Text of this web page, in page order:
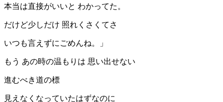
本当は直接がいいと わかってた。
だけど少しだけ 照れくさくてさ
いつも言えずにごめんね。」
もう あの時の温もりは 思い出せない
進むべき道の標
見えなくなっていたはずなのに